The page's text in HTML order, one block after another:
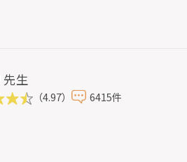
先生
（4.97） 6415件